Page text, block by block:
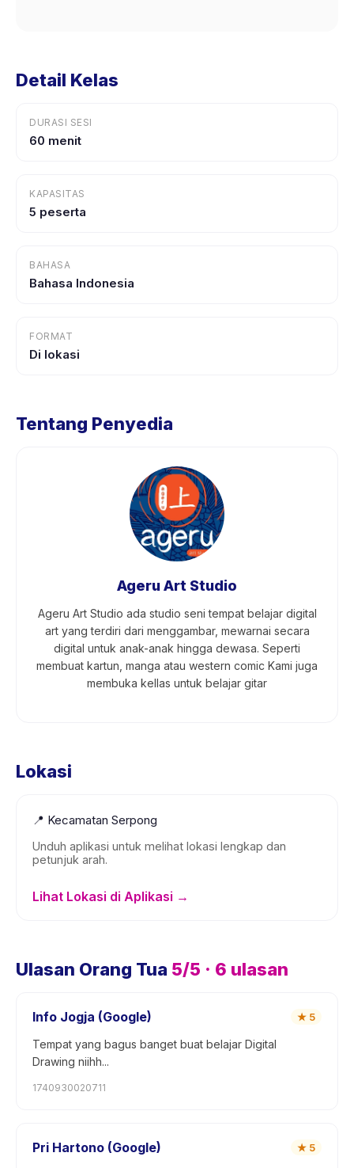
Detail Kelas
DURASI SESI
60 menit
KAPASITAS
5 peserta
BAHASA
Bahasa Indonesia
FORMAT
Di lokasi
Tentang Penyedia
Ageru Art Studio
Ageru Art Studio ada studio seni tempat belajar digital
art yang terdiri dari menggambar, mewarnai secara
digital untuk anak-anak hingga dewasa. Seperti
membuat kartun, manga atau western comic Kami juga
membuka kellas untuk belajar gitar
Lokasi
📍 Kecamatan Serpong
Unduh aplikasi untuk melihat lokasi lengkap dan
petunjuk arah.
Lihat Lokasi di Aplikasi →
Ulasan Orang Tua 5/5 · 6 ulasan
Info Jogja (Google) ★ 5
Tempat yang bagus banget buat belajar Digital
Drawing niihh...
1740930020711
Pri Hartono (Google) ★ 5